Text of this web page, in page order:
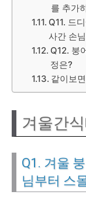
를 추가
Q11. 드
사간 손
Q12. 붕
정은?
같이보
겨울간
Q1. 겨울
님부터 스